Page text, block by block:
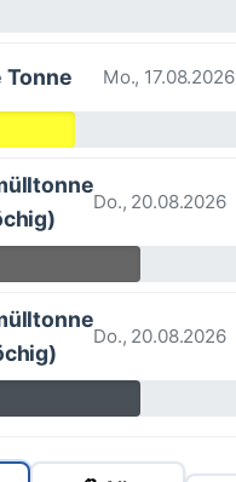
Tonne Mo., 17.08.2026
Do., 20.08.2026
Do., 20.08.2026